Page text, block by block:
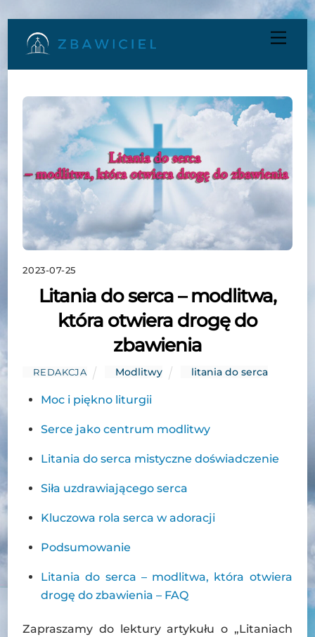
2023-07-25
Litania do serca – modlitwa,
która otwiera drogę do
zbawienia
REDAKCJA Modlitwy litania do serca
Moc i piękno liturgii
Serce jako centrum modlitwy
Litania do serca mistyczne doświadczenie
Siła uzdrawiającego serca
Kluczowa rola serca w adoracji
Podsumowanie
Litania do serca – modlitwa, która otwiera
drogę do zbawienia – FAQ
Zapraszamy do lektury artykułu o „Litaniach